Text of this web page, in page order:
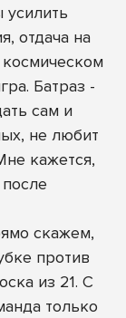
отдача на
Батраз -
сам и
не любит
кажется,
скажем,
против
из 21. С
только